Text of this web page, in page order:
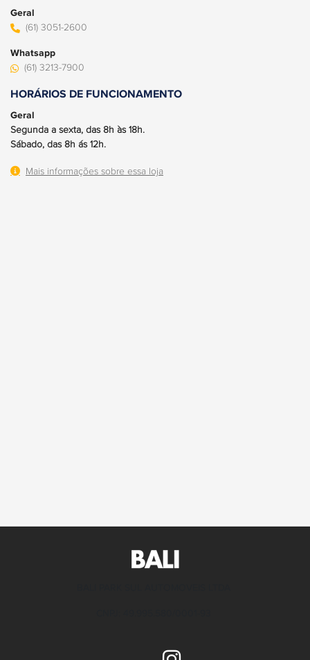
Geral
(61) 3051-2600
Whatsapp
(61) 3213-7900
HORÁRIOS DE FUNCIONAMENTO
Geral
Segunda a sexta, das 8h às 18h.
Sábado, das 8h ás 12h.
Mais informações sobre essa loja